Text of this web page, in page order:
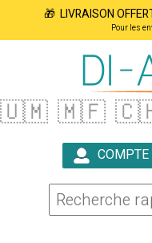
🎁 LIVRAISON
Pour les
🇺🇲 🇲🇫
COMPTE